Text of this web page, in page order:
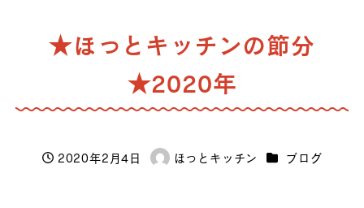
★ほっとキッチンの節分
★2020年
投稿日
2020年2月4日
著
ほっとキッチン カテゴリー
ブログ